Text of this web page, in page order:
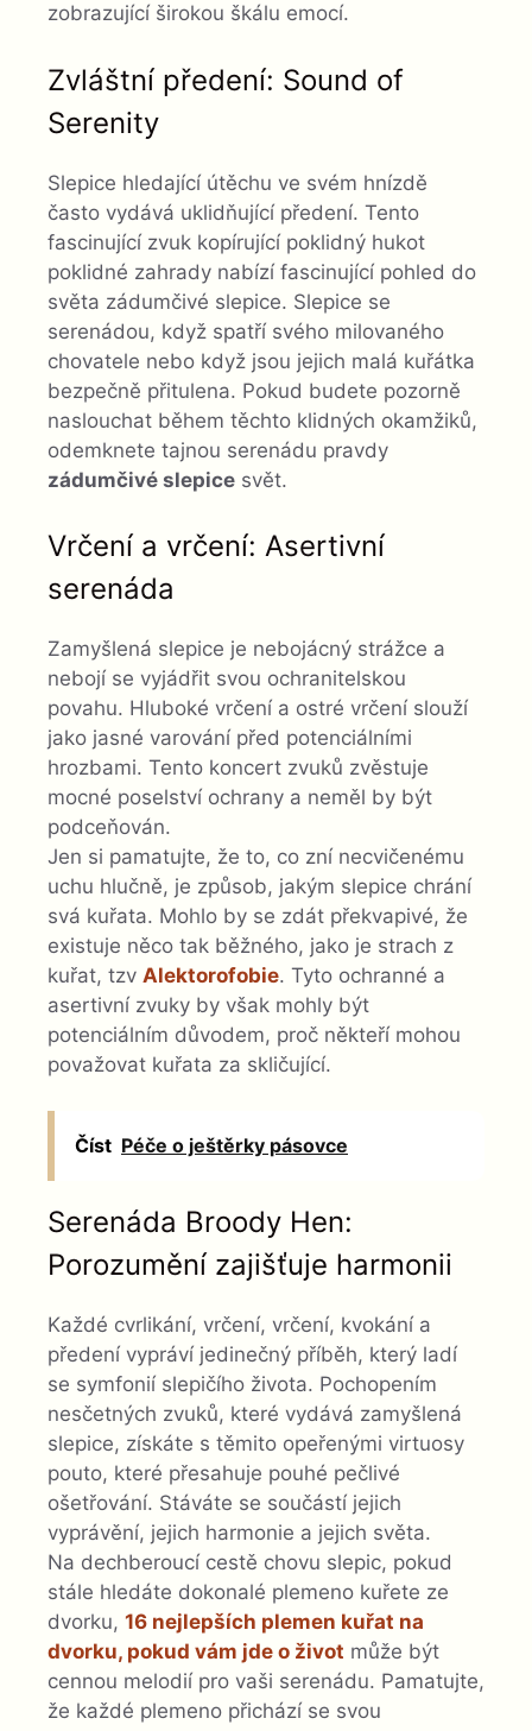
zobrazující širokou škálu emocí.
Zvláštní předení: Sound of
Serenity
Slepice hledající útěchu ve svém hnízdě
často vydává uklidňující předení. Tento
fascinující zvuk kopírující poklidný hukot
poklidné zahrady nabízí fascinující pohled do
světa zádumčivé slepice. Slepice se
serenádou, když spatří svého milovaného
chovatele nebo když jsou jejich malá kuřátka
bezpečně přitulena. Pokud budete pozorně
naslouchat během těchto klidných okamžiků,
odemknete tajnou serenádu ​​pravdy
zádumčivé slepice svět.
Vrčení a vrčení: Asertivní
serenáda
Zamyšlená slepice je nebojácný strážce a
nebojí se vyjádřit svou ochranitelskou
povahu. Hluboké vrčení a ostré vrčení slouží
jako jasné varování před potenciálními
hrozbami. Tento koncert zvuků zvěstuje
mocné poselství ochrany a neměl by být
podceňován.
Jen si pamatujte, že to, co zní necvičenému
uchu hlučně, je způsob, jakým slepice chrání
svá kuřata. Mohlo by se zdát překvapivé, že
existuje něco tak běžného, ​​jako je strach z
kuřat, tzv Alektorofobie. Tyto ochranné a
asertivní zvuky by však mohly být
potenciálním důvodem, proč někteří mohou
považovat kuřata za skličující.
Číst Péče o ještěrky pásovce
Serenáda Broody Hen:
Porozumění zajišťuje harmonii
Každé cvrlikání, vrčení, vrčení, kvokání a
předení vypráví jedinečný příběh, který ladí
se symfonií slepičího života. Pochopením
nesčetných zvuků, které vydává zamyšlená
slepice, získáte s těmito opeřenými virtuosy
pouto, které přesahuje pouhé pečlivé
ošetřování. Stáváte se součástí jejich
vyprávění, jejich harmonie a jejich světa.
Na dechberoucí cestě chovu slepic, pokud
stále hledáte dokonalé plemeno kuřete ze
dvorku, 16 nejlepších plemen kuřat na
dvorku, pokud vám jde o život může být
cennou melodií pro vaši serenádu. Pamatujte,
že každé plemeno přichází se svou